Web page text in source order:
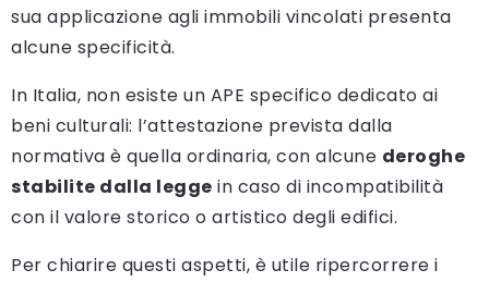
sua applicazione agli immobili vincolati presenta
alcune specificità.
In Italia, non esiste un APE specifico dedicato ai
beni culturali: l’attestazione prevista dalla
normativa è quella ordinaria, con alcune deroghe
stabilite dalla legge in caso di incompatibilità
con il valore storico o artistico degli edifici.
Per chiarire questi aspetti, è utile ripercorrere i